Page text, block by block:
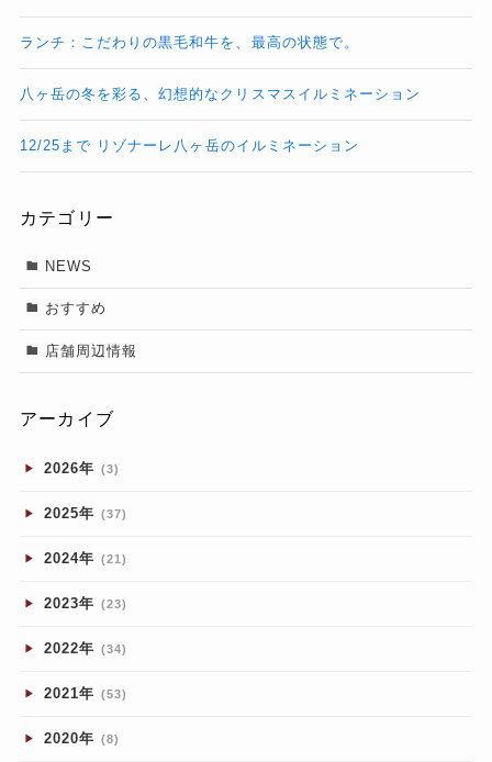
ランチ：こだわりの黒毛和牛を、最高の状態で。
八ヶ岳の冬を彩る、幻想的なクリスマスイルミネーション
12/25まで リゾナーレ八ヶ岳のイルミネーション
カテゴリー
NEWS
おすすめ
店舗周辺情報
アーカイブ
2026年 (3)
2025年 (37)
2024年 (21)
2023年 (23)
2022年 (34)
2021年 (53)
2020年 (8)